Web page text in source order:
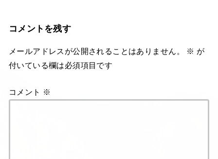
コメントを残す
メールアドレスが公開されることはありません。 ※ が
付いている欄は必須項目です
コメント ※